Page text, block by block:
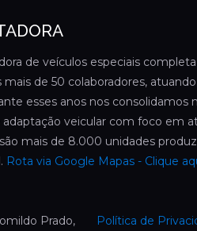
de veículos especiais completa
mais de 50 colaboradores,
esses anos nos consolidamos
veicular com foco em
mais de 8.000 unidades
Rota via Google Mapas - Clique
Prado,
Política de